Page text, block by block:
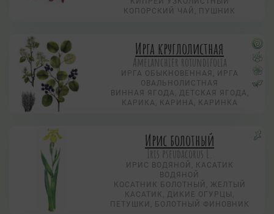
КОПОРСКИЙ ЧАЙ, ПУШНИК
Ирга круглолистная
Amelanchier rotundifolia
ИРГА ОБЫКНОВЕННАЯ, ИРГА
ОВАЛЬНОЛИСТНАЯ
ВИННАЯ ЯГОДА, ДЕТСКАЯ ЯГОДА,
КАРИКА, КАРИНА, КАРИНКА
Ирис болотный
Iris pseudacorus L.
ИРИС ВОДЯНОЙ, КАСАТИК
ВОДЯНОЙ
КОСАТНИК БОЛОТНЫЙ, ЖЕЛТЫЙ
КАСАТИК, ДИКИЕ ОГУРЦЫ,
ПЕТУШКИ, БОЛОТНЫЙ ФИНОВНИК